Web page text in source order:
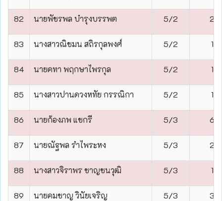
82 นายพัชรพล บำรุงบรรพต 5/2 2
83 นางสาวณิชมน สถิรกุลพงศ์ 5/2 1
84 นายคทา พฤกษาไพรกุล 5/2 1
85 นางสาวปานดวงหทัย กรรณิกา 5/2 1
86 นายก้องภพ แชกรี 5/3 6
87 นายณัฐพล รำไพระหง 5/3 2
88 นางสาวจิราพร ชาญชนวุฒิ 5/3 1
89 นายคมชาญ วินัยเจริญ 5/3 3